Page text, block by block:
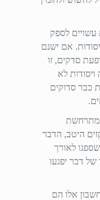
לספק
אם ישנם
סדקים, זו
לא
כבר סדוקים
מתרחשת
היטב, הדבר
לאורך
של דבר יפגעו
אלו הם